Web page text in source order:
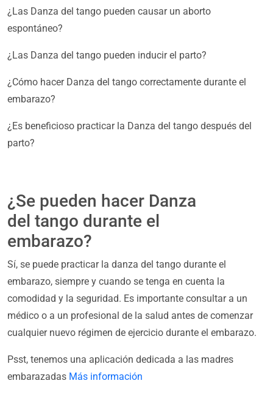
¿Las Danza del tango pueden causar un aborto
espontáneo?
¿Las Danza del tango pueden inducir el parto?
¿Cómo hacer Danza del tango correctamente durante el
embarazo?
¿Es beneficioso practicar la Danza del tango después del
parto?
¿Se pueden hacer Danza
del tango durante el
embarazo?
Sí, se puede practicar la danza del tango durante el
embarazo, siempre y cuando se tenga en cuenta la
comodidad y la seguridad. Es importante consultar a un
médico o a un profesional de la salud antes de comenzar
cualquier nuevo régimen de ejercicio durante el embarazo.
Psst, tenemos una aplicación dedicada a las madres
embarazadas Más información